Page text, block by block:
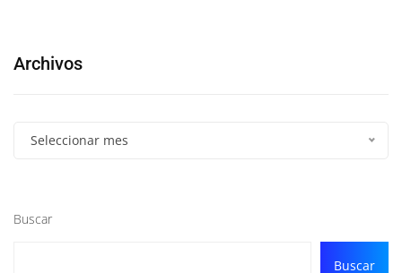
Archivos
Seleccionar mes
Buscar
Buscar